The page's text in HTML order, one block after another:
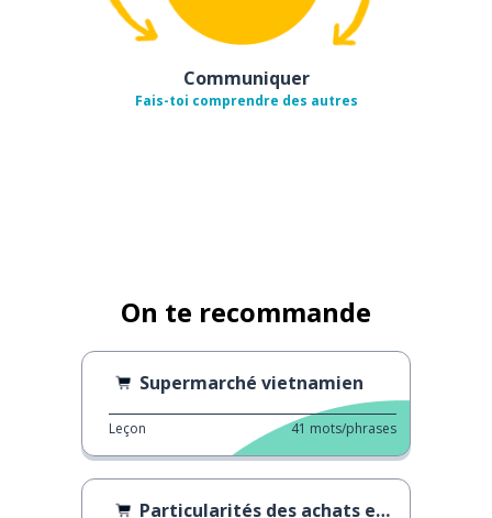
Communiquer
Fais-toi comprendre des autres
On te recommande
Supermarché vietnamien
Leçon 41 mots/phrases
Particularités des achats en Allemagne